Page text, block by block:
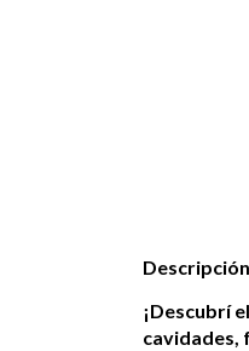
Descripción
¡Descubrí
cavidades,